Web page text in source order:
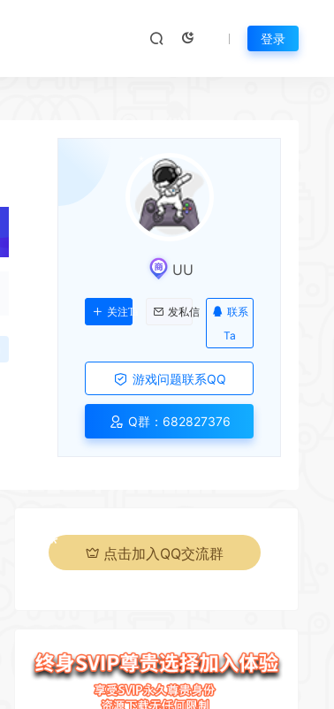
登录
UU
关注Ta 发私信
联系
Ta
游戏问题联系QQ
Q群：682827376
点击加入QQ交流群